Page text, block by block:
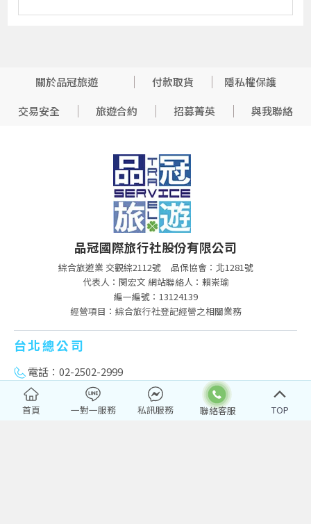
關於品冠旅遊 付款取貨
隱私權保護
交易安全
旅遊合約 招募菁英 與我聯絡
品冠國際旅行社股份有限公司
綜合旅遊業 交觀綜2112號
品保協會：北1281號
代表人：関宏文 網站聯絡人：賴崇瑜
編一編號：13124139
經營項目：綜合旅行社登記經營之相關業務
台北總公司
電話：02-2502-2999
台北市中山區南京東路3段103號11樓
service@pktravel.com.tw
首頁 一對一服務 私訊服務 TOP